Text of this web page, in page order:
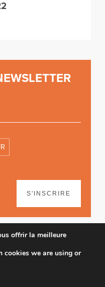
S'INSCRIRE
par Paf!
offrir la meilleure
cookies we are using or